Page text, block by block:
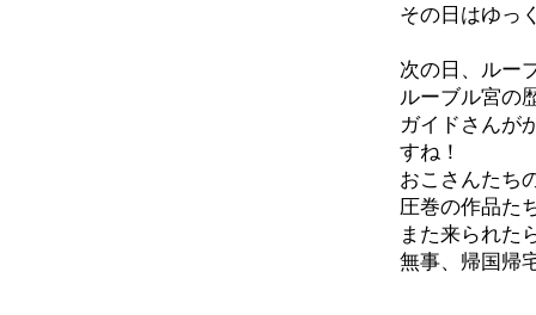
その日はゆっ
次の日、ルー
ルーブル宮の
ガイドさんが
すね！
おこさんたち
圧巻の作品た
また来られた
無事、帰国帰